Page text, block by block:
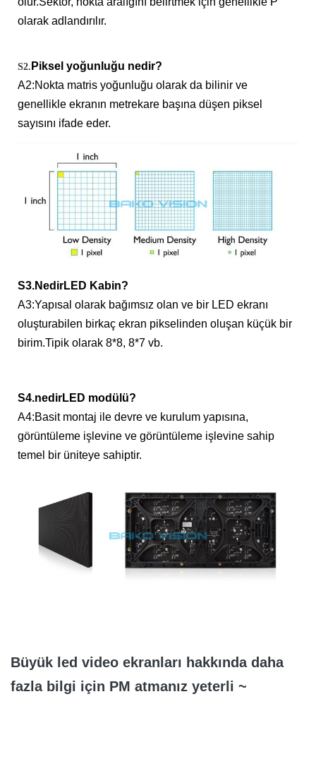
olarak adlandırılır.
S2. Piksel yoğunluğu nedir?
A2:Nokta matris yoğunluğu olarak da bilinir ve
genellikle ekranın metrekare başına düşen piksel
sayısını ifade eder.
S3.NedirLED Kabin?
A3:Yapısal olarak bağımsız olan ve bir LED ekranı
oluşturabilen birkaç ekran pikselinden oluşan küçük bir
birim.Tipik olarak 8*8, 8*7 vb.
S4.nedirLED modülü?
A4:Basit montaj ile devre ve kurulum yapısına,
görüntüleme işlevine ve görüntüleme işlevine sahip
temel bir üniteye sahiptir.
Büyük led video ekranları hakkında daha
fazla bilgi için PM atmanız yeterli ~